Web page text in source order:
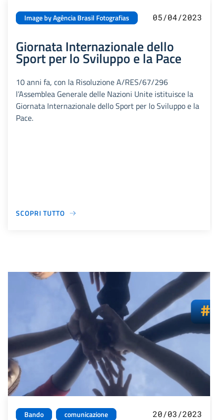
Image by Agência Brasil Fotografias 05/04/2023
Giornata Internazionale dello
Sport per lo Sviluppo e la Pace
10 anni fa, con la Risoluzione A/RES/67/296
l’Assemblea Generale delle Nazioni Unite istituisce la
Giornata Internazionale dello Sport per lo Sviluppo e la
Pace.
SCOPRI TUTTO
Bando comunicazione 20/03/2023